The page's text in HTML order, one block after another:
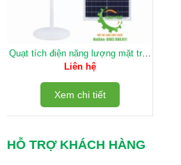
Quạt tích điện năng lượng mặt trời
TP-198
Liên hệ
Xem chi tiết
HỖ TRỢ KHÁCH HÀNG